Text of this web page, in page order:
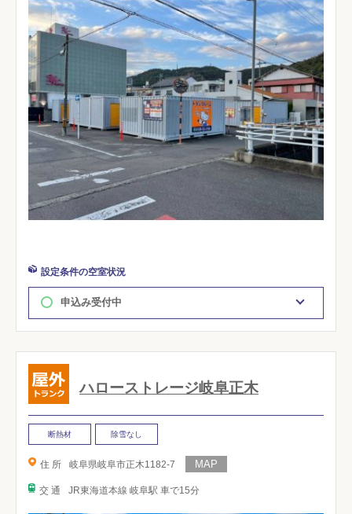
設定条件の空室状況
申込み受付中
ハローストレージ岐阜正木
断熱材 除雪なし
住 所 岐阜県岐阜市正木1182-7
交 通 JR東海道本線 岐阜駅 車で15分